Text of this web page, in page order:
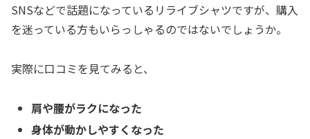
SNSなどで話題になっているリライブシャツですが、購入
を迷っている方もいらっしゃるのではないでしょうか。
実際に口コミを見てみると、
肩や腰がラクになった
身体が動かしやすくなった